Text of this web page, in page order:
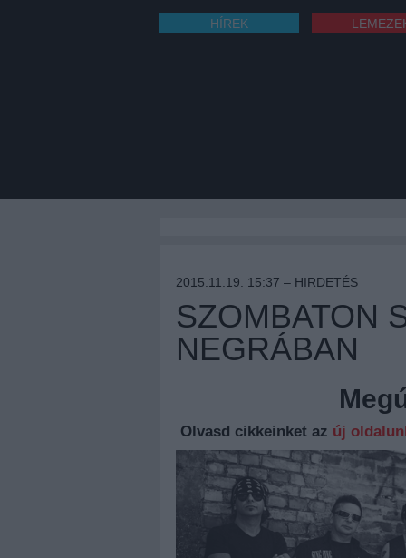
HÍREK
2015.11.19. 15:37 – HIRDETÉS
SZOMBATON
NEGRÁBAN
Olvasd cikkeinket az új